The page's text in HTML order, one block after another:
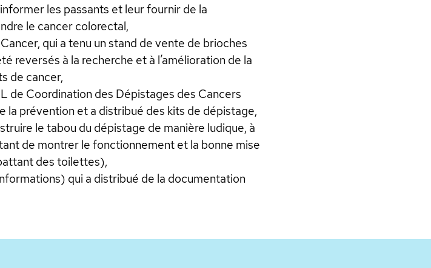
les passants et leur fournir de la
le cancer colorectal,
qui a tenu un stand de vente de brioches
reversés à la recherche et à l’amélioration de la
de cancer,
de Coordination des Dépistages des Cancers
la prévention et a distribué des kits de dépistage,
le tabou du dépistage de manière ludique, à
de montrer le fonctionnement et la bonne mise
des toilettes),
qui a distribué de la documentation